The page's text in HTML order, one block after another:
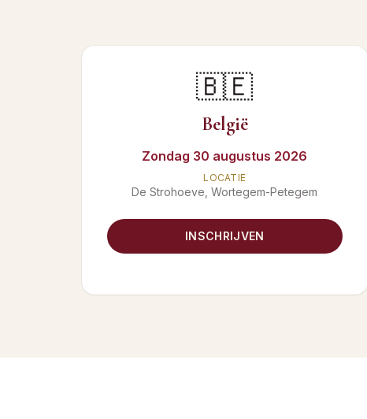
🇧🇪
België
Zondag 30 augustus 2026
LOCATIE
De Strohoeve, Wortegem-Petegem
INSCHRIJVEN